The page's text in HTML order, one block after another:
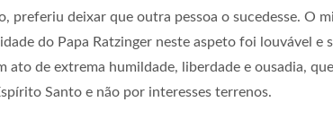
preferiu deixar que outra pessoa o sucedesse. O
do Papa Ratzinger neste aspeto foi louvável e
ato de extrema humildade, liberdade e ousadia,
Santo e não por interesses terrenos.